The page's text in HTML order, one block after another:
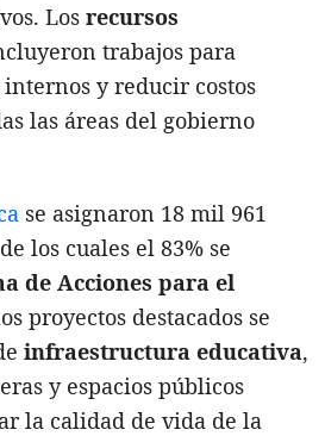
Los recursos
trabajos para
y reducir costos
las áreas del gobierno
se asignaron 18 mil 961
los cuales el 83% se
de Acciones para el
proyectos destacados se
infraestructura educativa,
y espacios públicos
la calidad de vida de la